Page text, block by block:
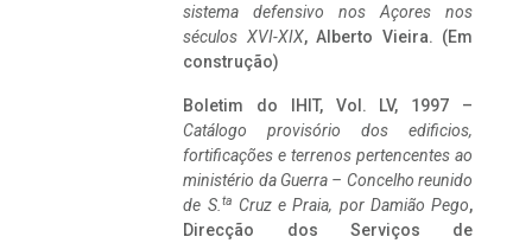
sistema defensivo nos Açores nos
séculos XVI-XIX, Alberto Vieira. (Em
construção)
Boletim do IHIT, Vol. LV, 1997 –
Catálogo provisório dos edificios,
fortificações e terrenos pertencentes ao
ministério da Guerra – Concelho reunido
de S. ta Cruz e Praia, por Damião Pego,
Direcção dos Serviços de